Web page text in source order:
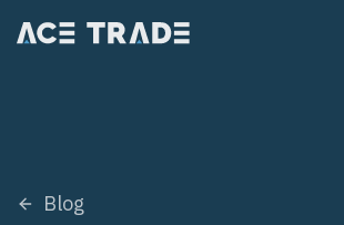
para
Blog